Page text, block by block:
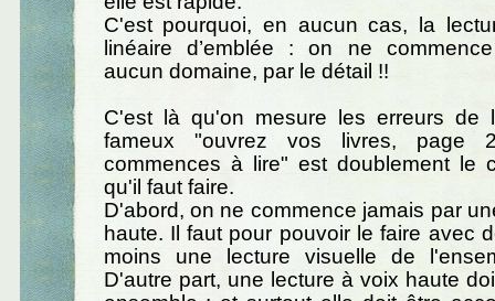
C'est pourquoi, en aucun cas, la
linéaire d’emblée : on ne
aucun domaine, par le détail !!
C'est là qu'on mesure les erreurs de
fameux "ouvrez vos livres, page
commences à lire" est doublement le
qu'il faut faire.
D'abord, on ne commence jamais par
haute. Il faut pour pouvoir le faire avec
moins une lecture visuelle de
D'autre part, une lecture à voix haute